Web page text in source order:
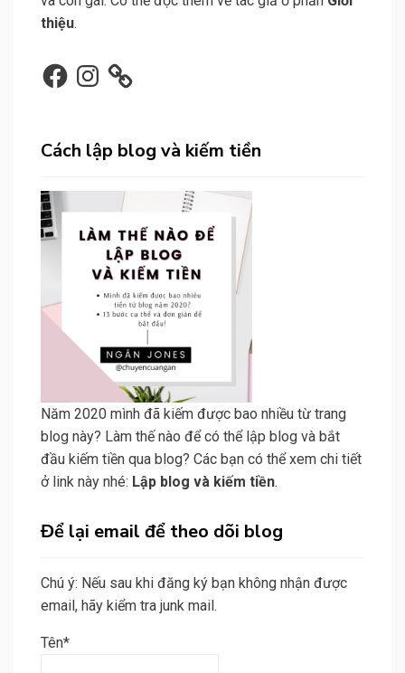
thiệu.
FacebookInstagram
Cách lập blog và kiếm tiền
Năm 2020 mình đã kiếm được bao nhiều từ trang
blog này? Làm thế nào để có thể lập blog và bắt
đầu kiếm tiền qua blog? Các bạn có thể xem chi tiết
ở link này nhé: Lập blog và kiếm tiền.
Để lại email để theo dõi blog
Chú ý: Nếu sau khi đăng ký bạn không nhận được
email, hãy kiểm tra junk mail.
Tên*